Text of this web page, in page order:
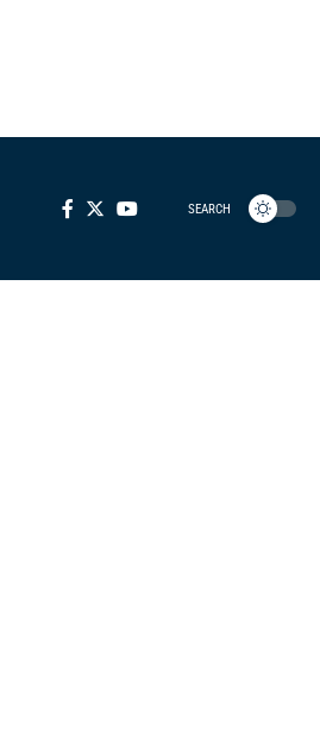
SEARCH